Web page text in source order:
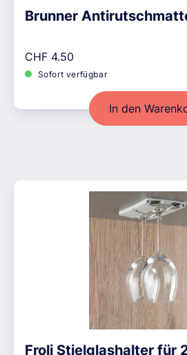
Brunner
Regulärer Preis:
CHF 4.50
Sofort verfügbar
In den
Froli Stielglashalter für